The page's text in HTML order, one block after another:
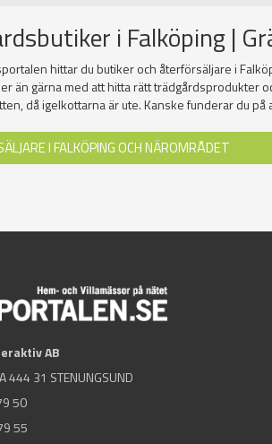
i Falköping |
hittar du butiker och återförsäljare i
än gärna med att hitta rätt trädgårdsprodukter
då igelkottarna är ute. Kanske funderar du
I FALKÖPING OCH NÄROMRÅDET
AB
444 31 STENUNGSUND
50
55